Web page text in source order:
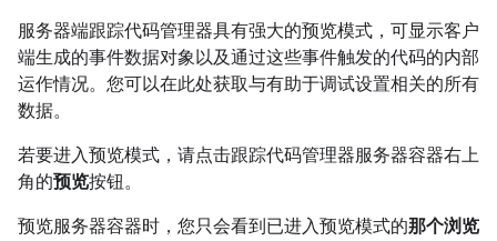
服务器端跟踪代码管理器具有强大的预览模式，可显示客户
端生成的事件数据对象以及通过这些事件触发的代码的内部
运作情况。您可以在此处获取与有助于调试设置相关的所有
数据。
若要进入预览模式，请点击跟踪代码管理器服务器容器右上
角的预览按钮。
预览服务器容器时，您只会看到已进入预览模式的那个浏览